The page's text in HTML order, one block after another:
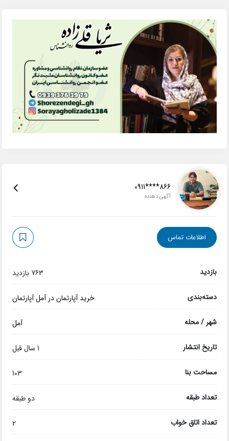
0911****866
آگهی دهنده
اطلاعات تماس
بازدید 763 بازدید
دسته‌بندی خرید آپارتمان در آملآپارتمان
شهر / محله آمل
تاریخ انتشار 1 سال قبل
مساحت بنا 103
تعداد طبقه دو طبقه
تعداد اتاق خواب 2